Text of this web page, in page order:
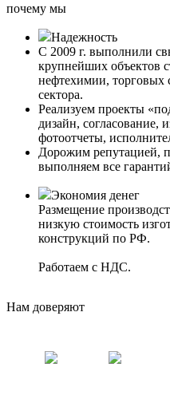
почему мы
Надежность
С 2009 г. выполнили
крупнейших объектов
нефтехимии, торговых
сектора.
Реализуем проекты
дизайн, согласование,
фотоотчеты,
Дорожим репутацией,
выполняем все
Экономия денег
Размещение
низкую стоимость
конструкций по РФ.
Работаем с НДС.
Нам доверяют